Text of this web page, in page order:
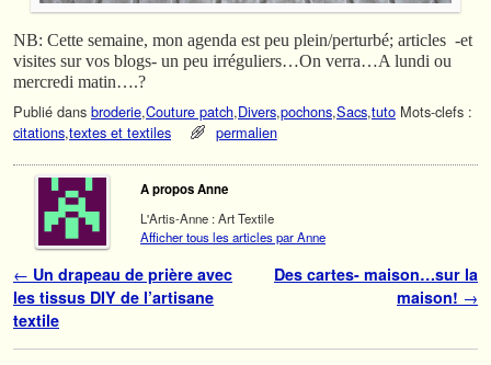
NB: Cette semaine, mon agenda est peu plein/perturbé; articles -et
visites sur vos blogs- un peu irréguliers…On verra…A lundi ou
mercredi matin….?
Publié dans broderie,Couture patch,Divers,pochons,Sacs,tuto Mots-clefs :
citations,textes et textiles permalien
A propos Anne
L'Artis-Anne : Art Textile
Afficher tous les articles par Anne
Navigation des articles
← Un drapeau de prière avec
les tissus DIY de l’artisane
textile
Des cartes- maison…sur la
maison! →